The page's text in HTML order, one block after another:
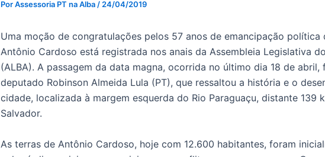
PorAssessoria PT na Alba / 24/04/2019
Uma moção de congratulações pelos 57 anos de emancipação política
Antônio Cardoso está registrada nos anais da Assembleia Legislativa
(ALBA). A passagem da data magna, ocorrida no último dia 18 de abril,
deputado Robinson Almeida Lula (PT), que ressaltou a história e o
cidade, localizada à margem esquerda do Rio Paraguaçu, distante 139
Salvador.
As terras de Antônio Cardoso, hoje com 12.600 habitantes, foram